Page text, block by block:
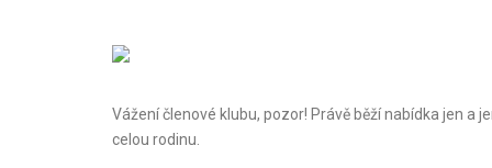
Vážení členové klubu, pozor! Právě běží nabídka jen a
celou rodinu.